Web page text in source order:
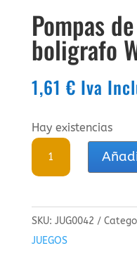
Pompas
boligrafo
1,61 € Iva
Hay existencias
Pompas
sello
y
boligrafo
SKU: JUG0042
JUEGOS